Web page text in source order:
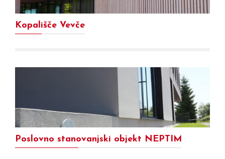
Kopališče Vevče
Poslovno stanovanjski objekt NEPTIM